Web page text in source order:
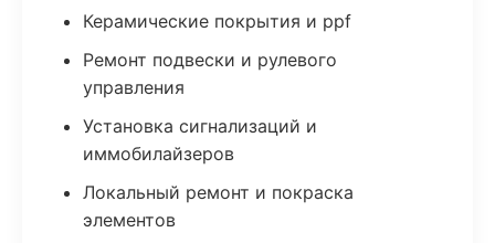
Керамические покрытия и ppf
Ремонт подвески и рулевого
управления
Установка сигнализаций и
иммобилайзеров
Локальный ремонт и покраска
элементов